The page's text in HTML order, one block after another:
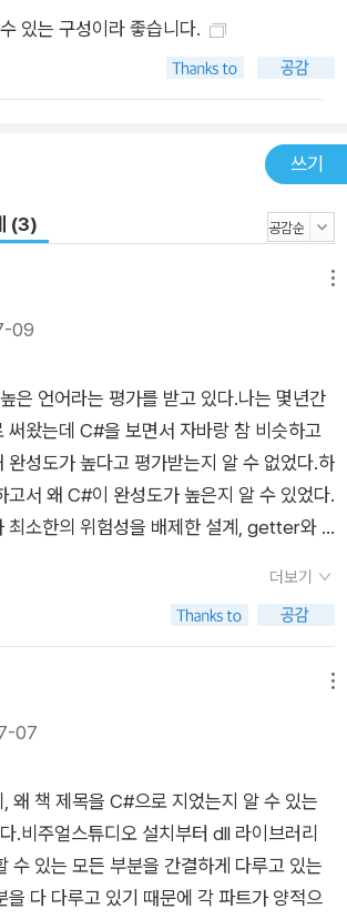
있는 구성이라 좋습니다.
쓰기
(3)
09
은 언어라는 평가를 받고 있다.나는 몇년간
써왔는데 C#을 보면서 자바랑 참 비슷하고
완성도가 높다고 평가받는지 알 수 없었다.하
고서 왜 C#이 완성도가 높은지 알 수 있었다.
최소한의 위험성을 배제한 설계, getter와 s
어의 모든 기능을 짬뽕시킨것 같지만 이건 단
페라는고 생각될 정도로 멋지게 설계되었
경의롭다.800페이지나 되어서 완독이 가능
하다고 느껴질 정도로 C#은 방대하고 아름다
게 추천한다.
더보기
07
왜 책 제목을 C#으로 지었는지 알 수 있는
.비주얼스튜디오 설치부터 dll 라이브러리
수 있는 모든 부분을 간결하게 다루고 있는
을 다 다루고 있기 때문에 각 파트가 양적으